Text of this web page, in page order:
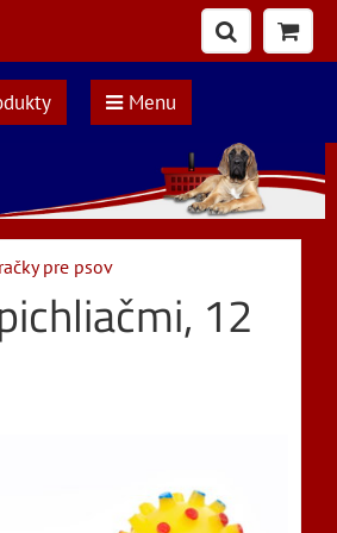
Menu
pre psov
12